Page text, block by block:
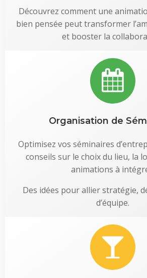
Découvrez comment une
bien pensée peut transformer
et booster la
Organisation de
Optimisez vos séminaires
conseils sur le choix du lieu, la
animations à
Des idées pour allier stratégie,
d’équipe.